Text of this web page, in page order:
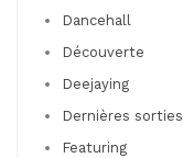
Dancehall
Découverte
Deejaying
Dernières sorties
Featuring